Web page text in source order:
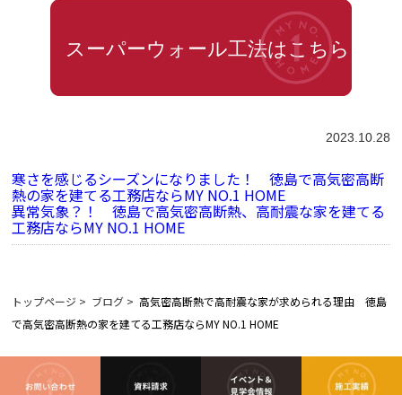
2023.10.28
寒さを感じるシーズンになりました！ 徳島で高気密高断
熱の家を建てる工務店ならMY NO.1 HOME
異常気象？！ 徳島で高気密高断熱、高耐震な家を建てる
工務店ならMY NO.1 HOME
トップページ > ブログ > 高気密高断熱で高耐震な家が求められる理由 徳島
で高気密高断熱の家を建てる工務店ならMY NO.1 HOME